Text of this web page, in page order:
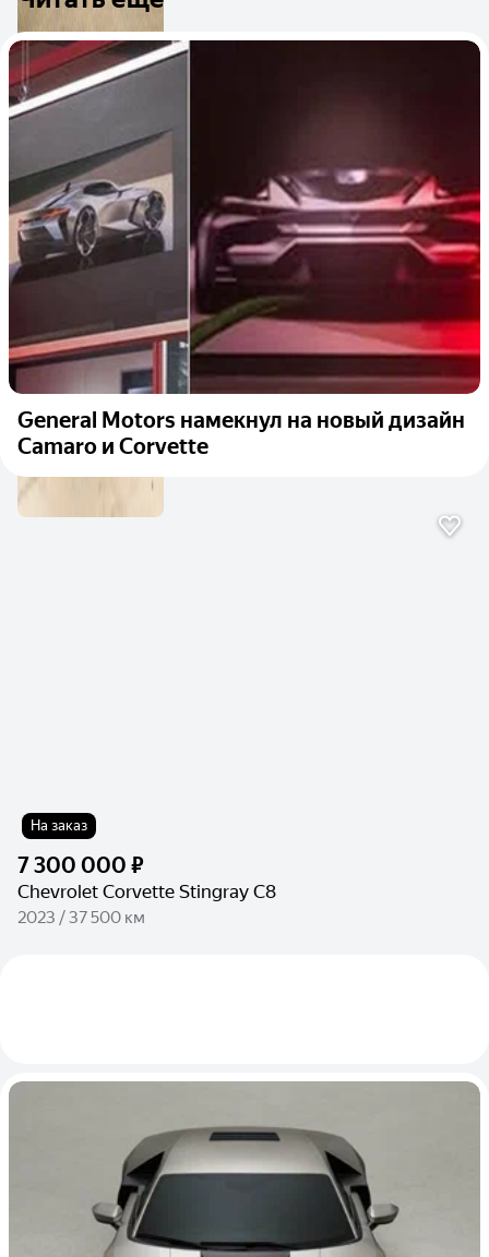
General Motors намекнул на новый дизайн
Camaro и Corvette
На заказ
7 300 000 ₽
Chevrolet Corvette Stingray C8
2023 / 37 500 км